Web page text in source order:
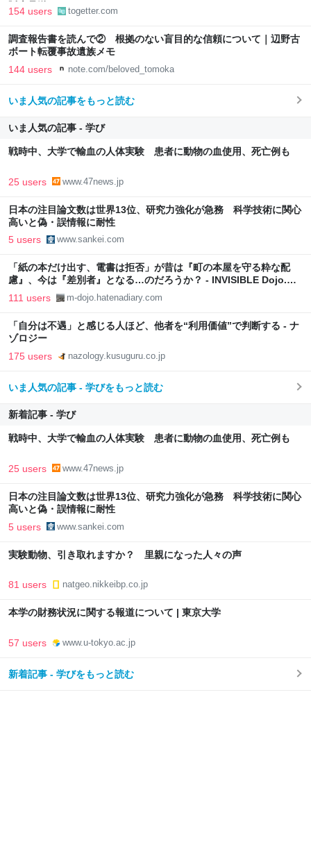
販売見送りに
154 users togetter.com
調査報告書を読んで② 根拠のない盲目的な信頼について｜辺野古
ボート転覆事故遺族メモ
144 users note.com/beloved_tomoka
いま人気の記事をもっと読む
いま人気の記事 - 学び
戦時中、大学で輸血の人体実験 患者に動物の血使用、死亡例も
25 users www.47news.jp
日本の注目論文数は世界13位、研究力強化が急務 科学技術に関心
高いと偽・誤情報に耐性
5 users www.sankei.com
「紙の本だけ出す、電書は拒否」が昔は『町の本屋を守る粋な配
慮』、今は『差別者』となる…のだろうか？ - INVISIBLE Dojo.
ーQUIET & COLORFUL PLACE-
111 users m-dojo.hatenadiary.com
「自分は不遇」と感じる人ほど、他者を“利用価値”で判断する - ナ
ゾロジー
175 users nazology.kusuguru.co.jp
いま人気の記事 - 学びをもっと読む
新着記事 - 学び
戦時中、大学で輸血の人体実験 患者に動物の血使用、死亡例も
25 users www.47news.jp
日本の注目論文数は世界13位、研究力強化が急務 科学技術に関心
高いと偽・誤情報に耐性
5 users www.sankei.com
実験動物、引き取れますか？ 里親になった人々の声
81 users natgeo.nikkeibp.co.jp
本学の財務状況に関する報道について | 東京大学
57 users www.u-tokyo.ac.jp
新着記事 - 学びをもっと読む